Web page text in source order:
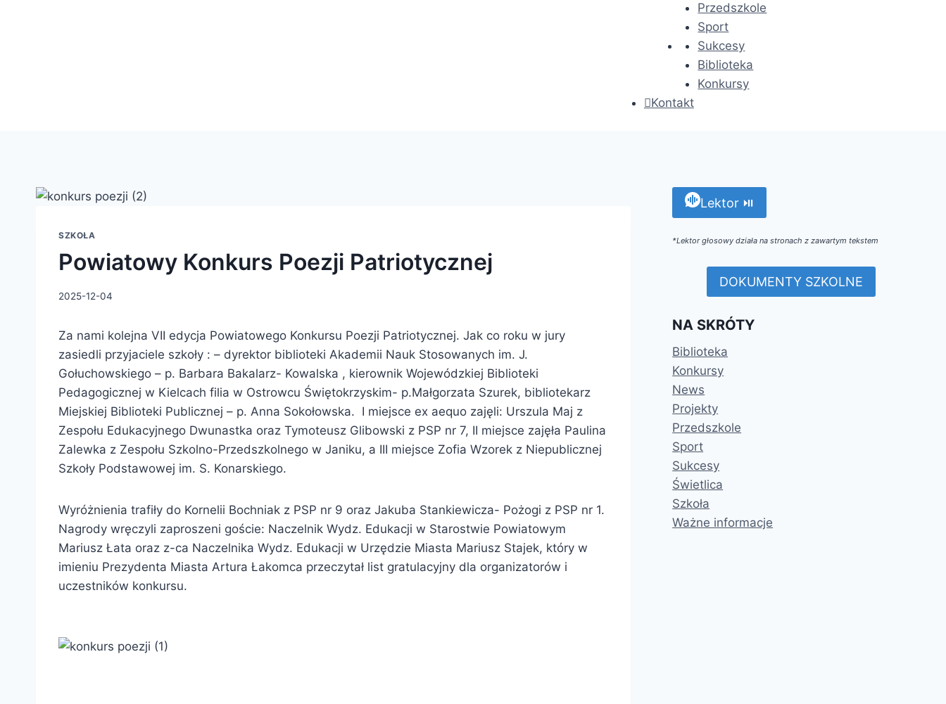
Przedszkole
Sport
Sukcesy
Biblioteka
Konkursy
Kontakt
SZKOŁA
Powiatowy Konkurs Poezji Patriotycznej
2025-12-04
Za nami kolejna VII edycja Powiatowego Konkursu Poezji Patriotycznej. Jak co roku w jury
zasiedli przyjaciele szkoły : – dyrektor biblioteki Akademii Nauk Stosowanych im. J.
Gołuchowskiego – p. Barbara Bakalarz- Kowalska , kierownik Wojewódzkiej Biblioteki
Pedagogicznej w Kielcach filia w Ostrowcu Świętokrzyskim- p.Małgorzata Szurek, bibliotekarz
Miejskiej Biblioteki Publicznej – p. Anna Sokołowska. I miejsce ex aequo zajęli: Urszula Maj z
Zespołu Edukacyjnego Dwunastka oraz Tymoteusz Glibowski z PSP nr 7, II miejsce zajęła Paulina
Zalewka z Zespołu Szkolno-Przedszkolnego w Janiku, a III miejsce Zofia Wzorek z Niepublicznej
Szkoły Podstawowej im. S. Konarskiego.
Wyróżnienia trafiły do Kornelii Bochniak z PSP nr 9 oraz Jakuba Stankiewicza- Pożogi z PSP nr 1.
Nagrody wręczyli zaproszeni goście: Naczelnik Wydz. Edukacji w Starostwie Powiatowym
Mariusz Łata oraz z-ca Naczelnika Wydz. Edukacji w Urzędzie Miasta Mariusz Stajek, który w
imieniu Prezydenta Miasta Artura Łakomca przeczytał list gratulacyjny dla organizatorów i
uczestników konkursu.
Lektor ⏯
*Lektor głosowy działa na stronach z zawartym tekstem
DOKUMENTY SZKOLNE
NA SKRÓTY
Biblioteka
Konkursy
News
Projekty
Przedszkole
Sport
Sukcesy
Świetlica
Szkoła
Ważne informacje